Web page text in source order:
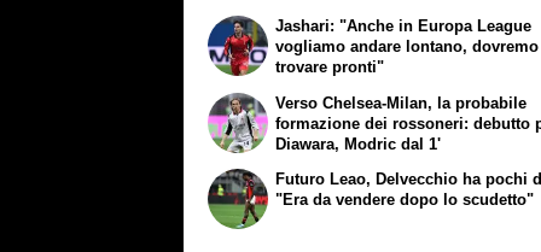
Jashari: "Anche in Europa League
vogliamo andare lontano,
trovare pronti"
Verso Chelsea-Milan, la probabile
formazione dei rossoneri: debutto
Diawara, Modric dal 1'
Futuro Leao, Delvecchio ha pochi
"Era da vendere dopo lo scudetto"